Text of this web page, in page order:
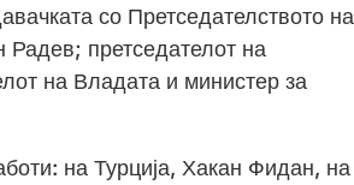
со Претседателството на
претседателот на
на Владата и министер за
на Турција, Хакан Фидан, на